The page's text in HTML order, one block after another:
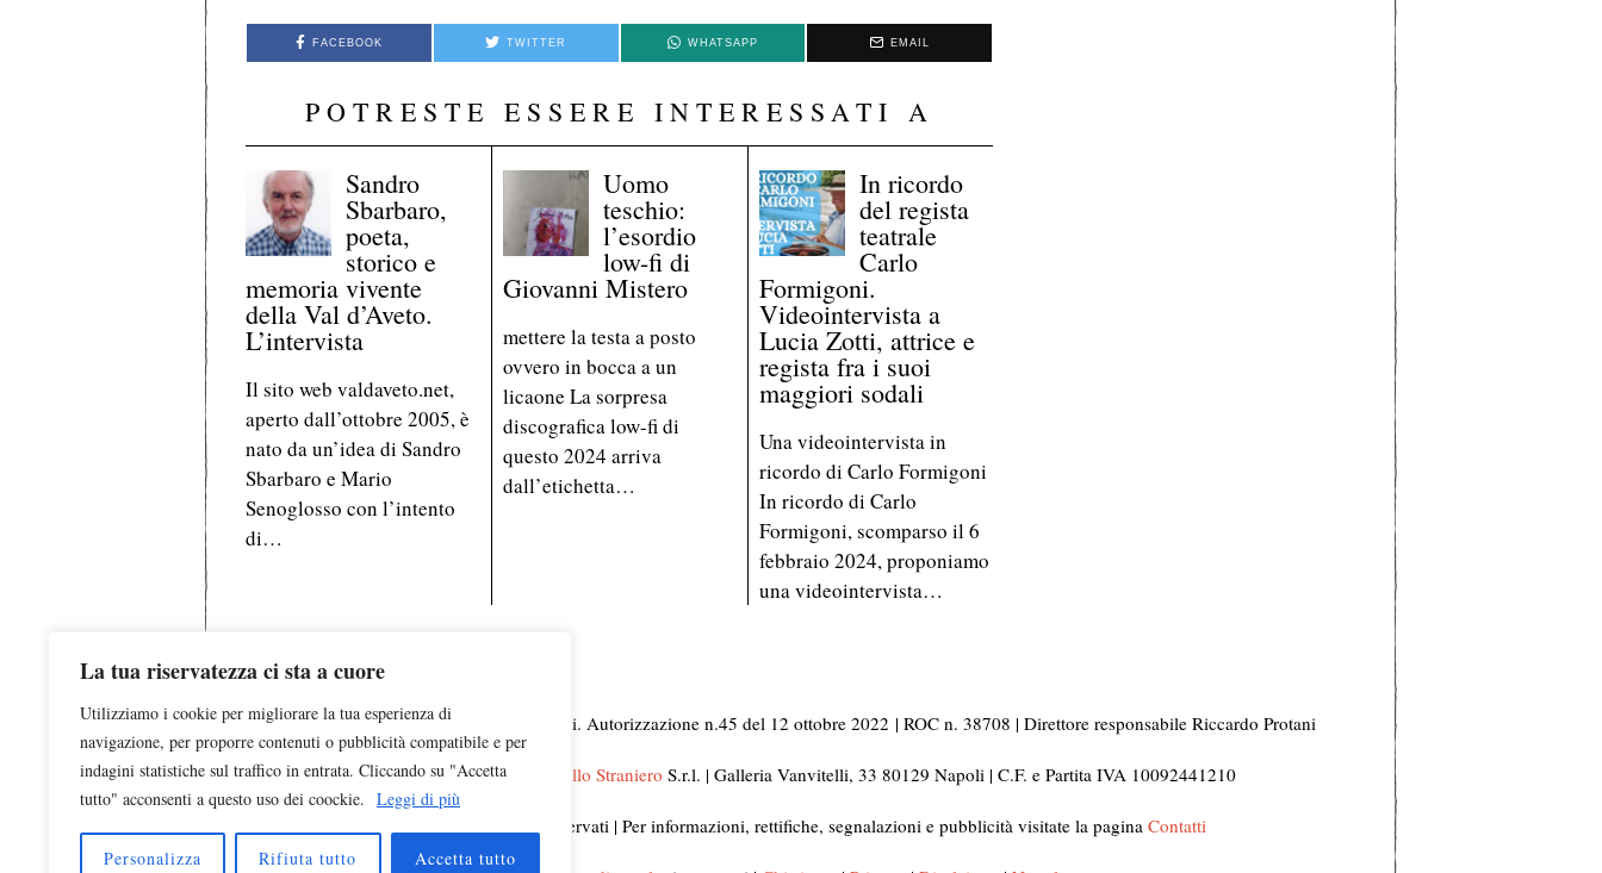
La tua riservatezza ci sta a cuore
Utilizziamo i cookie per migliorare la tua esperienza di
navigazione, per proporre contenuti o pubblicità compatibile e per
indagini statistiche sul traffico in entrata. Cliccando su "Accetta
tutto" acconsenti a questo uso dei coockie. Leggi di più
Personalizza Rifiuta tutto Accetta tutto
FACEBOOK TWITTER WHATSAPP EMAIL
POTRESTE ESSERE INTERESSATI A
Sandro
Sbarbaro,
poeta,
storico e
memoria vivente
della Val d’Aveto.
L’intervista
Il sito web valdaveto.net,
aperto dall’ottobre 2005, è
nato da un’idea di Sandro
Sbarbaro e Mario
Senoglosso con l’intento
di…
Uomo
teschio:
l’esordio
low-fi di
Giovanni Mistero
mettere la testa a posto
ovvero in bocca a un
licaone La sorpresa
discografica low-fi di
questo 2024 arriva
dall’etichetta…
In ricordo
del regista
teatrale
Carlo
Formigoni.
Videointervista a
Lucia Zotti, attrice e
regista fra i suoi
maggiori sodali
Una videointervista in
ricordo di Carlo Formigoni
In ricordo di Carlo
Formigoni, scomparso il 6
febbraio 2024, proponiamo
una videointervista…
Testata registrata al Tribunale di Napoli. Autorizzazione n.45 del 12 ottobre 2022 | ROC n. 38708 | Direttore responsabile Riccardo Protani
È pubblicata daEdizioni dello Straniero S.r.l. | Galleria Vanvitelli, 33 80129 Napoli | C.F. e Partita IVA 10092441210
© 2023 Tutti i diritti riservati | Per informazioni, rettifiche, segnalazioni e pubblicità visitate la pagina Contatti